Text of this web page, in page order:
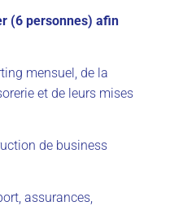
(6 personnes) afin
mensuel, de la
et de leurs mises
de business
assurances,